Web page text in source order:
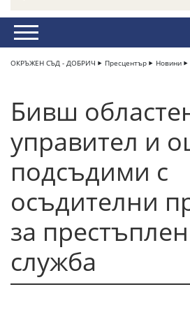
ОКРЪЖЕН СЪД - ДОБРИЧ Пресцентър Новини
Бивш
управител и
подсъдими с
осъдителни
за
служба